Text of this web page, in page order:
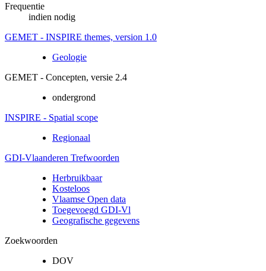
Frequentie
indien nodig
GEMET - INSPIRE themes, version 1.0
Geologie
GEMET - Concepten, versie 2.4
ondergrond
INSPIRE - Spatial scope
Regionaal
GDI-Vlaanderen Trefwoorden
Herbruikbaar
Kosteloos
Vlaamse Open data
Toegevoegd GDI-Vl
Geografische gegevens
Zoekwoorden
DOV